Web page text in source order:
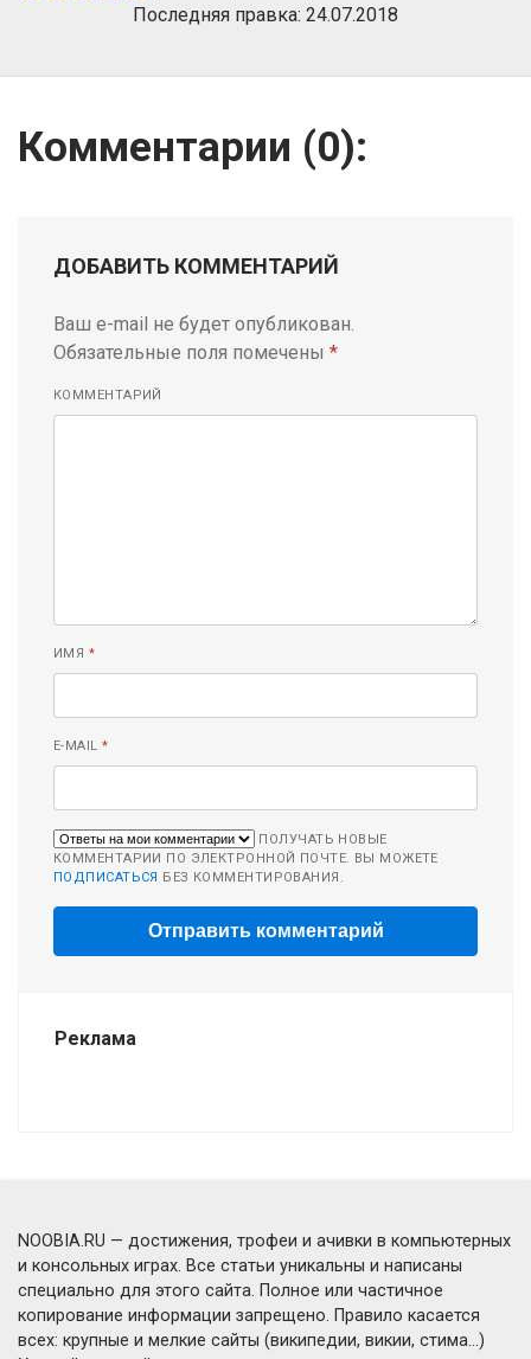
Последняя правка: 24.07.2018
Комментарии (0):
ДОБАВИТЬ КОММЕНТАРИЙ
Ваш e-mail не будет опубликован.
Обязательные поля помечены *
КОММЕНТАРИЙ
ИМЯ *
E-MAIL*
ПОЛУЧАТЬ НОВЫЕ
КОММЕНТАРИИ ПО ЭЛЕКТРОННОЙ ПОЧТЕ. ВЫ МОЖЕТЕ
ПОДПИСАТЬСЯ БЕЗ КОММЕНТИРОВАНИЯ.
Реклама
NOOBIA.RU — достижения, трофеи и ачивки в компьютерных
и консольных играх. Все статьи уникальны и написаны
специально для этого сайта. Полное или частичное
копирование информации запрещено. Правило касается
всех: крупные и мелкие сайты (википедии, викии, стима...)